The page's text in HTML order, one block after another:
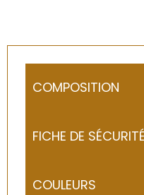
COMPOSITION
FICHE DE SÉCURITÉ
COULEURS